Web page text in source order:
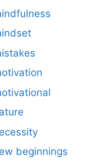
beginnings